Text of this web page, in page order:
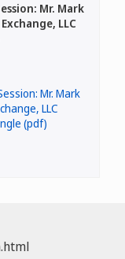
Mr. Mark
LLC